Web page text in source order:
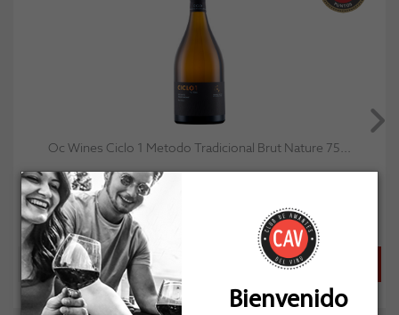
Oc Wines Ciclo 1 Metodo Tradicional Brut Nature 75...
Socio: $28.800
Bienvenido